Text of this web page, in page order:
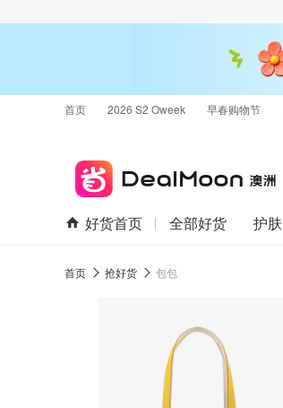
首页 2026 S2 Oweek 早春购物节
好货首页 全部好货 护肤
首页 抢好货 包包